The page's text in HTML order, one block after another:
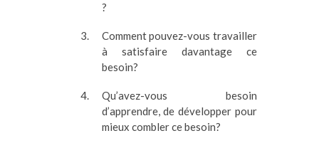
?
Comment pouvez-vous travailler
à satisfaire davantage ce
besoin?
Qu’avez-vous besoin
d’apprendre, de développer pour
mieux combler ce besoin?